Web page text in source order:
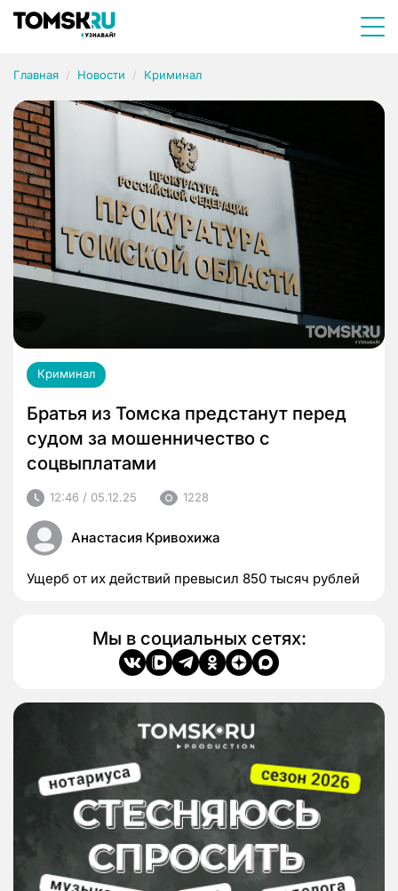
Главная Новости Криминал
Криминал
Братья из Томска предстанут перед
судом за мошенничество с
соцвыплатами
12:46 / 05.12.25 1228
Анастасия Кривохижа
Ущерб от их действий превысил 850 тысяч рублей
Мы в социальных сетях: